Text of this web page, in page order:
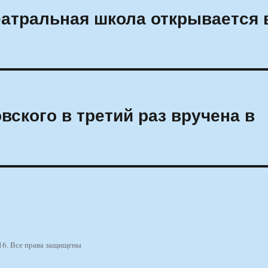
школа открывается
в третий раз вручена в
Все права защищены